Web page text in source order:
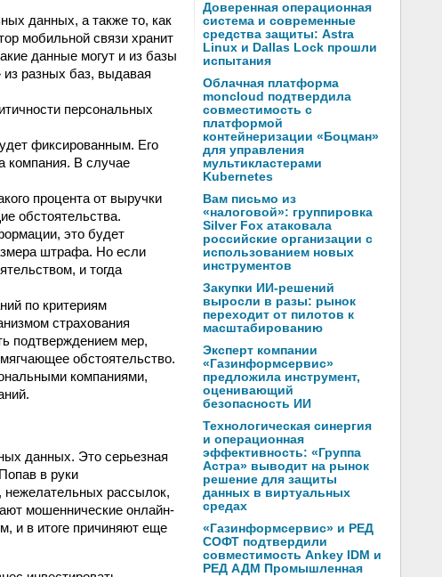
данных, а также то, как
мобильной связи хранит
данные могут и из базы
из разных баз, выдавая
персональных
фиксированным. Его
компания. В случае
процента от выручки
обстоятельства.
это будет
штрафа. Но если
и тогда
по критериям
страхования
подтверждением мер,
обстоятельство.
компаниями,
данных. Это серьезная
в руки
нежелательных рассылок,
мошеннические онлайн-
и в итоге причиняют еще
Доверенная операционная
система и современные
средства защиты: Astra
Linux и Dallas Lock прошли
испытания
Облачная платформа
moncloud подтвердила
совместимость с
платформой
контейнеризации «Боцман»
для управления
мультикластерами
Kubernetes
Вам письмо из
«налоговой»: группировка
Silver Fox атаковала
российские организации с
использованием новых
инструментов
Закупки ИИ-решений
выросли в разы: рынок
переходит от пилотов к
масштабированию
Эксперт компании
«Газинформсервис»
предложила инструмент,
оценивающий
безопасность ИИ
Технологическая синергия
и операционная
эффективность: «Группа
Астра» выводит на рынок
решение для защиты
данных в виртуальных
средах
«Газинформсервис» и РЕД
СОФТ подтвердили
совместимость Ankey IDM и
РЕД АДМ Промышленная